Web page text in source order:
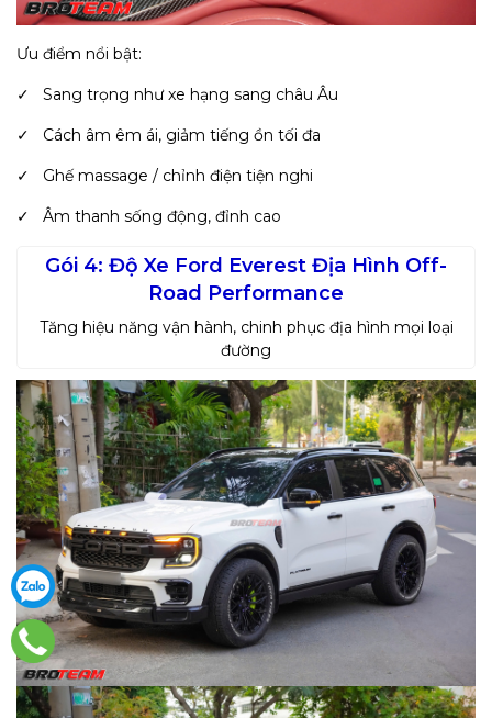
Ưu điểm nổi bật:
✓ Sang trọng như xe hạng sang châu Âu
✓ Cách âm êm ái, giảm tiếng ồn tối đa
✓ Ghế massage / chỉnh điện tiện nghi
✓ Âm thanh sống động, đỉnh cao
Gói 4: Độ Xe Ford Everest Địa Hình Off-
Road Performance
Tăng hiệu năng vận hành, chinh phục địa hình mọi loại
đường